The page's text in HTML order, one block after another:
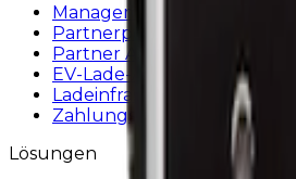
Managementsystem für
Partnerportal
Partner API
EV-Lade-App
Ladeinfrastruktur
Zahlungsterminals
Lösungen